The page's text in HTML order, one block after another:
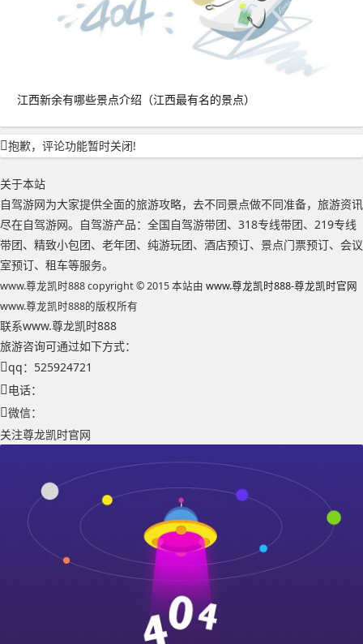
江西新余有哪些景点介绍（江西最有名的景点）
抱歉，评论功能暂时关闭!
关于本站
自驾游网为大家提供全面的旅游攻略，去不同景点做不同准备，旅游资讯
尽在自驾游网。自驾游产品：全国自驾游带团、318专线带团、219专线
带团、精致小包团、老年团、纯游玩团、酒店预订、景点门票预订、会议
室预订、租车等服务。
www.尊龙凯时888 copyright © 2015 本站由 www.尊龙凯时888-尊龙凯时官网
www.尊龙凯时888的版权所有
联系www.尊龙凯时888
旅游咨询可通过如下方式：
qq：525924721
电话：
微信：
关注尊龙凯时官网